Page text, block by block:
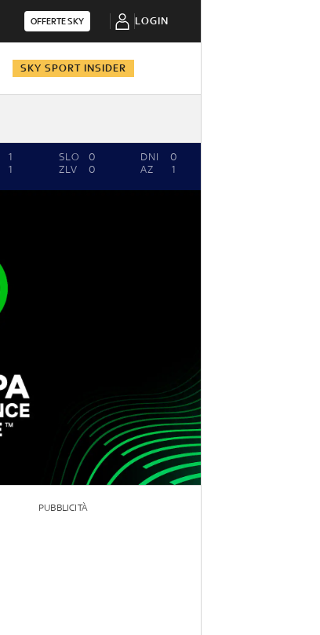
OFFERTE SKY LOGIN
SKY SPORT INSIDER
1
1
SLO
0
ZLV
0
DNI
0
AZ
1
PUBBLICITÀ